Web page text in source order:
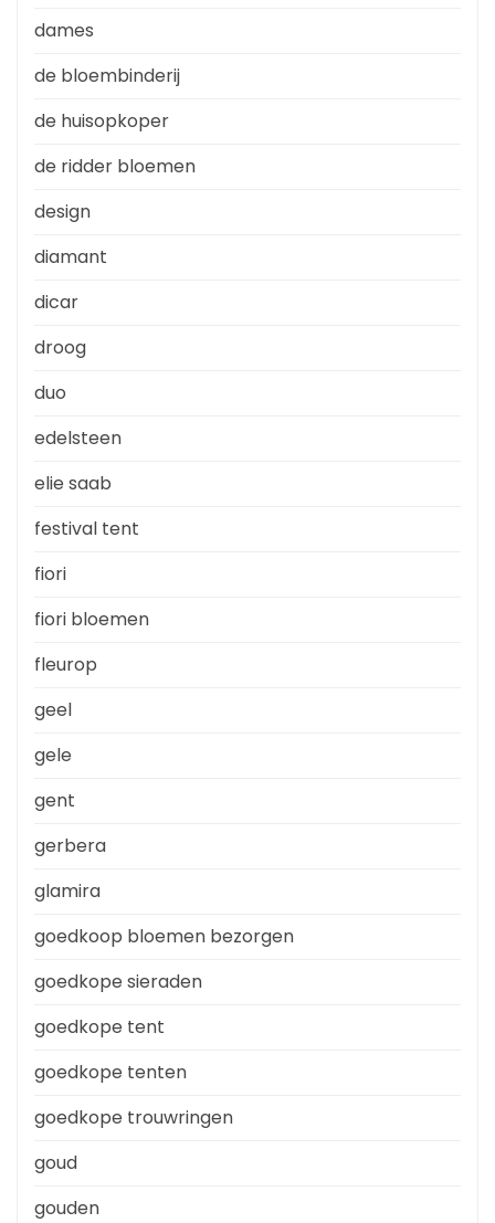
dames
de bloembinderij
de huisopkoper
de ridder bloemen
design
diamant
dicar
droog
duo
edelsteen
elie saab
festival tent
fiori
fiori bloemen
fleurop
geel
gele
gent
gerbera
glamira
goedkoop bloemen bezorgen
goedkope sieraden
goedkope tent
goedkope tenten
goedkope trouwringen
goud
gouden